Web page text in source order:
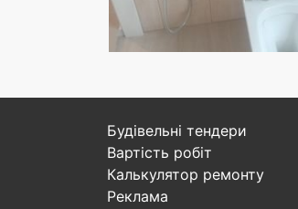
Будівельні тендери
Вартість робіт
Калькулятор ремонту
Реклама